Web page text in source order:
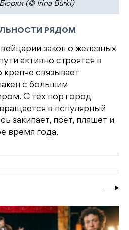
(© Irina Bürki)
РЯДОМ
закон о железных
активно строятся в
крепче связывает
с большим
С тех пор город
в популярный
закипает, поет, пляшет и
время года.